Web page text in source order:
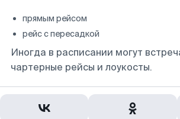
прямым рейсом
рейс с пересадкой
Иногда в расписании могут
чартерные рейсы и лоукосты.